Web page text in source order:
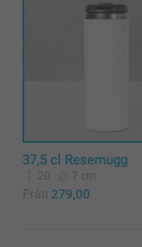
37,5 cl Resemugg
20 7 cm
Från 279,00